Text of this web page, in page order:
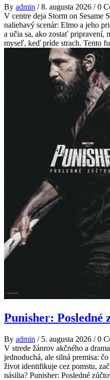
By admin /8. augusta 2026 /0
V centre deja Storm on Sesame
naliehavý scenár: Elmo a jeho
a učia sa, ako zostať pripravení,
myseľ, keď príde strach. Tento
Punisher: Posledné
By admin / 5. augusta 2026 /0
V strede žánrov akčného a
jednoduchá, ale silná premisa:
život identifikuje cez pomstu,
násilia? Punisher: Posledné